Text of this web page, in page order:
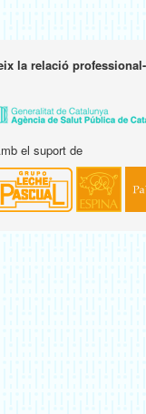
la relació
el suport de